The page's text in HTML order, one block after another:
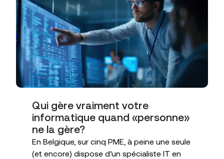
Qui gère vraiment votre
informatique quand «personne»
ne la gère?
En Belgique, sur cinq PME, à peine une seule
(et encore) dispose d’un spécialiste IT en